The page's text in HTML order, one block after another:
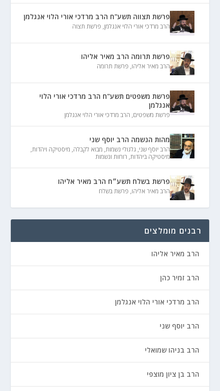
פרשת תצווה תשע"ח הרב מרדכי אורי הלוי אנגלמן
הרב מרדכי אורי הלוי אנגלמן, פרשת תצוה
פרשת תרומה הרב מאיר אליהו
הרב מאיר אליהו, פרשת תרומה
פרשת משפטים תשע"ח הרב מרדכי אורי הלוי
אנגלמן
פרשת משפטים, הרב מרדכי אורי הלוי אנגלמן
מהות הנשמה הרב יוסף שני
הרב יוסף שני, גלגולי נשמות, מבוא לקבלה, מיסטיקה ויהדות,
מיסטיקה ביהדות, רוחות ונשמות
פרשת בשלח תשע״ח הרב מאיר אליהו
הרב מאיר אליהו, פרשת בשלח
רבנים מומלצים
הרב מאיר אליהו
הרב זמיר כהן
הרב מרדכי אורי הלוי אנגלמן
הרב יוסף שני
הרב בניהו שמואלי
הרב בן ציון מוצפי